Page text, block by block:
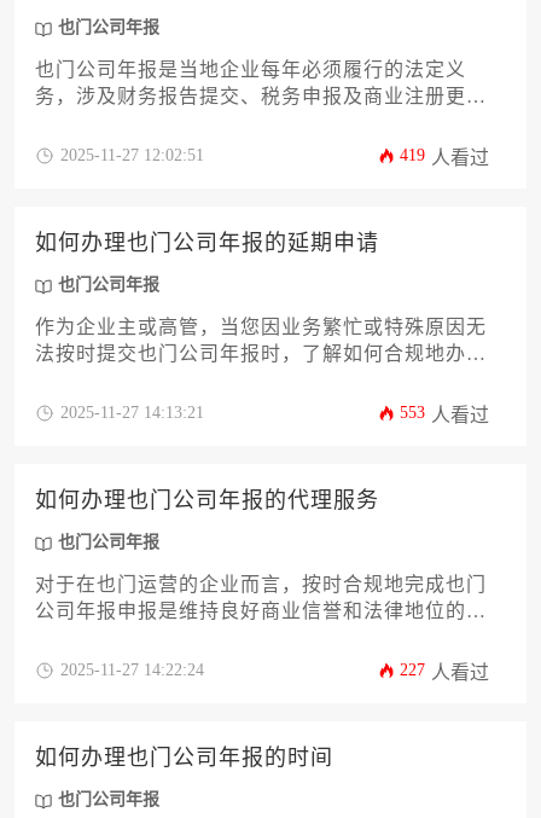
也门公司年报
也门公司年报是当地企业每年必须履行的法定义
务，涉及财务报告提交、税务申报及商业注册更新
包括材料准备、逾期处理、合规要求及风险防范，
2025-11-27 12:02:51 419 人看过
如何办理也门公司年报的延期申请
也门公司年报
作为企业主或高管，当您因业务繁忙或特殊原因无
法按时提交也门公司年报时，了解如何合规地办理
用的攻略，深入剖析延期申请的全流程，包括适用
仅能帮助您避免因逾期而产生的罚款和信誉损失，
更能确保公司在也门的合法经营地位，为企业的长
远发展保驾护航。
2025-11-27 14:13:21 553 人看过
如何办理也门公司年报的代理服务
也门公司年报
对于在也门运营的企业而言，按时合规地完成也门
公司年报申报是维持良好商业信誉和法律地位的关
言文化差异，往往给企业主带来巨大挑战。本文将
办理流程与风险规避策略，为您提供一份详尽的行
动指南，确保您的企业顺利通过年度审查，专注核
心业务发展。
2025-11-27 14:22:24 227 人看过
如何办理也门公司年报的时间
也门公司年报